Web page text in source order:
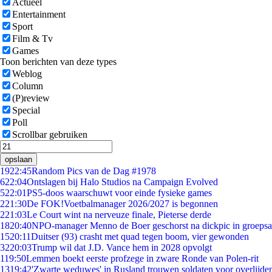
Actueel
Entertainment
Sport
Film & Tv
Games
Toon berichten van deze types
Weblog
Column
(P)review
Special
Poll
Scrollbar gebruiken
opslaan
1922:45Random Pics van de Dag #1978
622:04Ontslagen bij Halo Studios na Campaign Evolved
522:01PS5-doos waarschuwt voor einde fysieke games
221:30De FOK!Voetbalmanager 2026/2027 is begonnen
221:03Le Court wint na nerveuze finale, Pieterse derde
1820:40NPO-manager Menno de Boer geschorst na dickpic in
1520:11Duitser (93) crasht met quad tegen boom, vier gewonden
3220:03Trump wil dat J.D. Vance hem in 2028 opvolgt
119:50Lemmen boekt eerste profzege in zware Ronde van Polen-rit
1319:42'Zwarte weduwes' in Rusland trouwen soldaten voor